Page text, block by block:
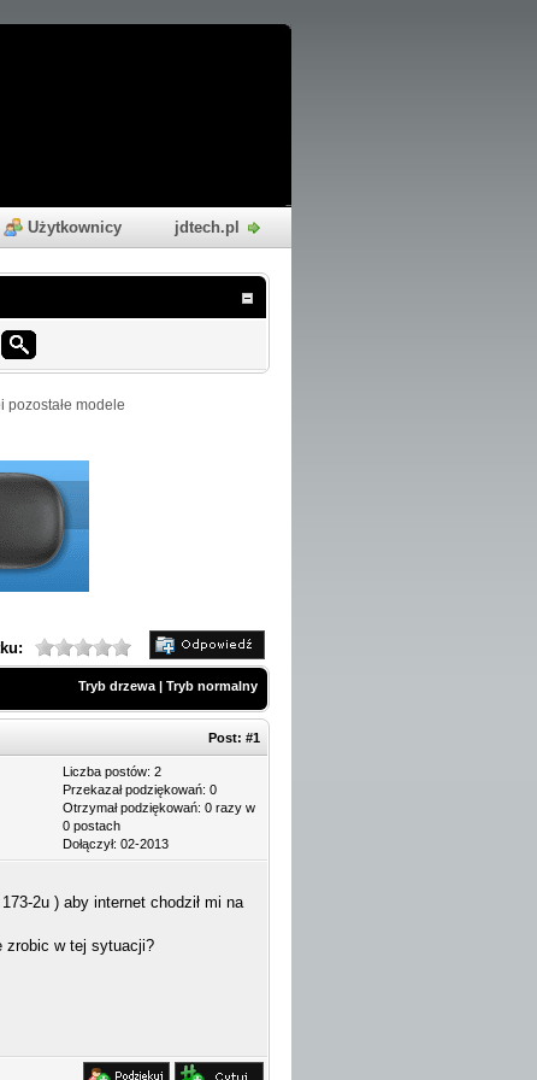
Użytkownicy jdtech.pl
pozostałe modele
Tryb drzewa | Tryb normalny
Post: #1
Liczba postów: 2
Przekazał podziękowań: 0
Otrzymał podziękowań: 0 razy w
0 postach
Dołączył: 02-2013
2u ) aby internet chodził mi na
zrobic w tej sytuacji?